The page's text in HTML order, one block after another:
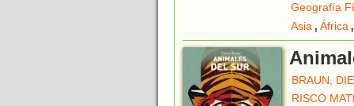
Geografía
Asia, África,
BRAUN,
RISCO